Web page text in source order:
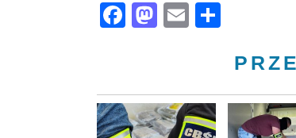
Facebook
Mastodon
Email